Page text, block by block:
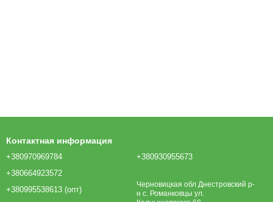
Контактная информация
+380970969784
+380664923572
+380995538613 (опт)
+380930955673
Черновицкая обл Днестровский р-
н с. Романковцы ул.